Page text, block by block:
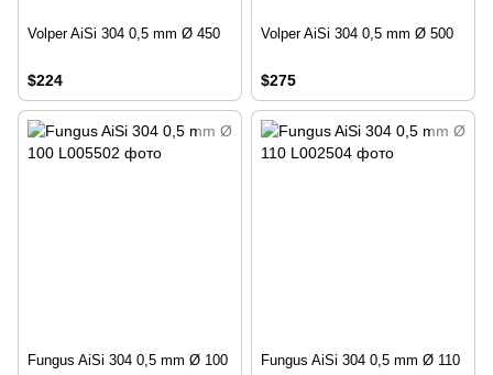
Volper AiSi 304 0,5 mm Ø 450
$224
Volper AiSi 304 0,5 mm Ø 500
$275
Fungus AiSi 304 0,5 mm Ø 100 Fungus AiSi 304 0,5 mm Ø 110